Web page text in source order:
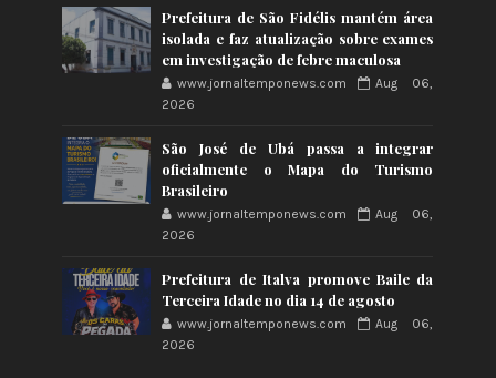
Prefeitura de São Fidélis mantém área
isolada e faz atualização sobre exames
em investigação de febre maculosa
www.jornaltemponews.com
Aug 06,
2026
São José de Ubá passa a integrar
oficialmente o Mapa do Turismo
Brasileiro
www.jornaltemponews.com
Aug 06,
2026
Prefeitura de Italva promove Baile da
Terceira Idade no dia 14 de agosto
www.jornaltemponews.com
Aug 06,
2026